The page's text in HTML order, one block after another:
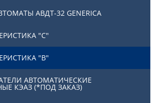
АВДТ-32 GENERICA
"С"
"В"
АВТОМАТИЧЕСКИЕ
КЭАЗ (*ПОД ЗАКАЗ)